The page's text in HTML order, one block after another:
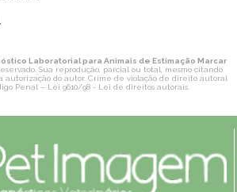
Laboratorial para Animais de Estimação Marcar
Sua reprodução, parcial ou total, mesmo citando
autorização do autor. Crime de violação de direito autoral
Penal – Lei 9610/98 - Lei de direitos autorais.